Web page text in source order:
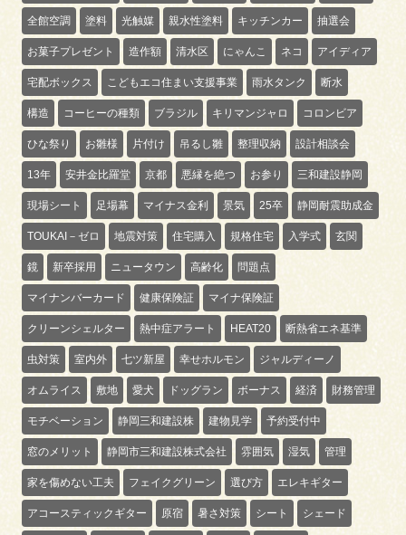
全館空調 塗料 光触媒 親水性塗料 キッチンカー 抽選会
お菓子プレゼント 造作額 清水区 にゃんこ ネコ アイディア
宅配ボックス こどもエコ住まい支援事業 雨水タンク 断水
構造 コーヒーの種類 ブラジル キリマンジャロ コロンビア
ひな祭り お雛様 片付け 吊るし雛 整理収納 設計相談会
13年 安井金比羅堂 京都 悪縁を絶つ お参り 三和建設静岡
現場シート 足場幕 マイナス金利 景気 25卒 静岡耐震助成金
TOUKAI－ゼロ 地震対策 住宅購入 規格住宅 入学式 玄関
鏡 新卒採用 ニュータウン 高齢化 問題点
マイナンバーカード 健康保険証 マイナ保険証
クリーンシェルター 熱中症アラート HEAT20 断熱省エネ基準
虫対策 室内外 七ツ新屋 幸せホルモン ジャルディーノ
オムライス 敷地 愛犬 ドッグラン ボーナス 経済 財務管理
モチベーション 静岡三和建設株 建物見学 予約受付中
窓のメリット 静岡市三和建設株式会社 雰囲気 湿気 管理
家を傷めない工夫 フェイクグリーン 選び方 エレキギター
アコースティックギター 原宿 暑さ対策 シート シェード